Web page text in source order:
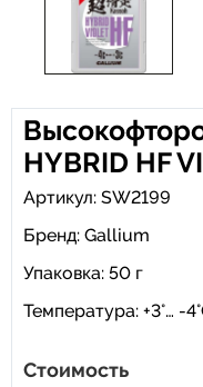
HYBRID HF
Артикул: SW2199
Бренд: Gallium
Упаковка: 50 г
Температура: +3°… -
Стоимость